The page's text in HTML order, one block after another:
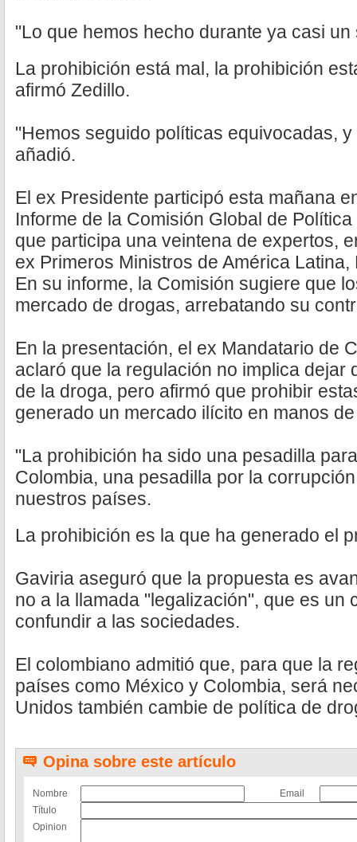
"Lo que hemos hecho durante ya casi un
La prohibición está mal, la prohibición
afirmó Zedillo.
"Hemos seguido políticas equivocadas,
añadió.
El ex Presidente participó esta mañana
Informe de la Comisión Global de
que participa una veintena de expertos,
ex Primeros Ministros de América Latina,
En su informe, la Comisión sugiere que
mercado de drogas, arrebatando su
En la presentación, el ex Mandatario de
aclaró que la regulación no implica dejar
de la droga, pero afirmó que prohibir
generado un mercado ilícito en manos
"La prohibición ha sido una pesadilla
Colombia, una pesadilla por la
nuestros países.
La prohibición es la que ha generado el
Gaviria aseguró que la propuesta es
no a la llamada "legalización", que es un
confundir a las sociedades.
El colombiano admitió que, para que la
países como México y Colombia, será
Unidos también cambie de política de
Opina sobre este artículo
Nombre
Email
Título
Opinion